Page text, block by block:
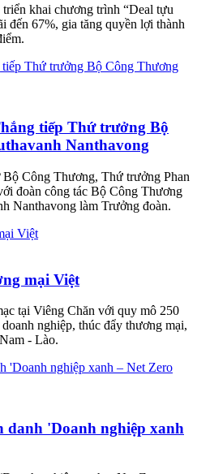
khai chương trình “Deal tựu
đến 67%, gia tăng quyền lợi thành
tiếp Thứ trưởng Bộ
Nanthavong
Bộ Công Thương, Thứ trưởng Phan
đoàn công tác Bộ Công Thương
Nanthavong làm Trưởng đoàn.
mại Việt
tại Viêng Chăn với quy mô 250
nghiệp, thúc đẩy thương mại,
- Lào.
'Doanh nghiệp xanh